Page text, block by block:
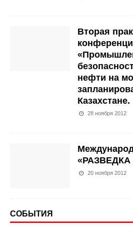
Вторая
нефти на
Казахстане.
28 ноября 2012
20 ноября 2012
СОБЫТИЯ